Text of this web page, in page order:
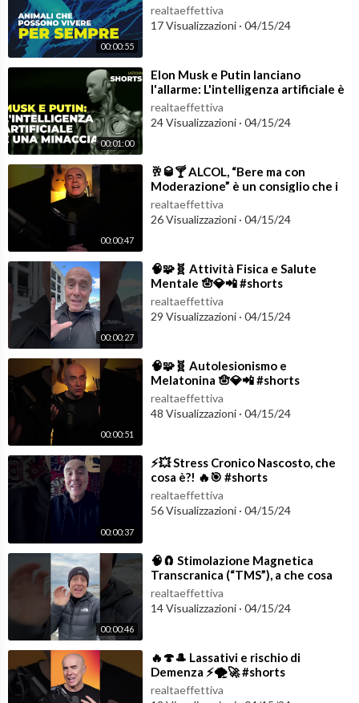
00:00:55
realtaeffettiva
17 Visualizzazioni · 04/15/24
00:01:00
⁣Elon Musk e Putin lanciano
l'allarme: L'intelligenza artificiale è
una minaccia - #Shorts
realtaeffettiva
24 Visualizzazioni · 04/15/24
00:00:47
⁣🥂🥃🍸 ALCOL, “Bere ma con
Moderazione” è un consiglio che i
medici NON devono dare! 👁️☠️
#shorts
realtaeffettiva
26 Visualizzazioni · 04/15/24
00:00:27
⁣🧠🧩🧬 Attività Fisica e Salute
Mentale 🪬💎📲 #shorts
realtaeffettiva
29 Visualizzazioni · 04/15/24
00:00:51
⁣🧠🧩🧬 Autolesionismo e
Melatonina 🪬💎📲 #shorts
realtaeffettiva
48 Visualizzazioni · 04/15/24
00:00:37
⁣⚡️💥 Stress Cronico Nascosto, che
cosa è?! 🔥🎯 #shorts
realtaeffettiva
56 Visualizzazioni · 04/15/24
00:00:46
⁣🧠🧲 Stimolazione Magnetica
Transcranica (“TMS”), a che cosa
serve? 🧲🔮 #shorts
realtaeffettiva
14 Visualizzazioni · 04/15/24
⁣🔥🍄🎩 Lassativi e rischio di
Demenza ⚡️🌪️🚀 #shorts
realtaeffettiva